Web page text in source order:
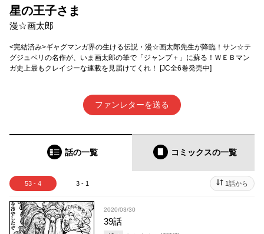
星の王子さま
漫☆画太郎
<完結済み>ギャグマンガ界の生ける伝説・漫☆画太郎先生が降臨！サン☆テ
グジュペリの名作が、いま画太郎の筆で「ジャンプ＋」に蘇る！ＷＥＢマン
ガ史上最もクレイジーな連載を見届けてくれ！ [JC全6巻発売中]
ファンレターを送る
話の一覧 コミックスの一覧
53 - 4 3 - 1 1話から
2020/03/30
39話